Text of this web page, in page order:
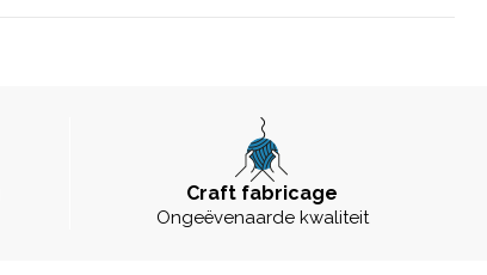
Craft fabricage
Ongeëvenaarde kwaliteit